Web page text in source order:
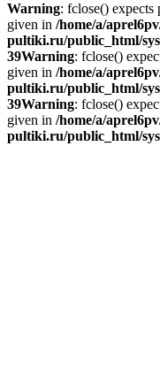
Warning: fclose() expects
given in /home/a/
pultiki.ru/public_html/
39Warning: fclose()
given in /home/a/
pultiki.ru/public_html/
39Warning: fclose()
given in /home/a/
pultiki.ru/public_html/